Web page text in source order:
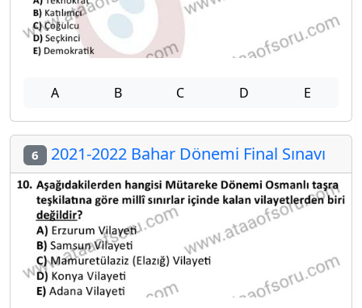
A B C D E
6 2021-2022 Bahar Dönemi Final Sınavı